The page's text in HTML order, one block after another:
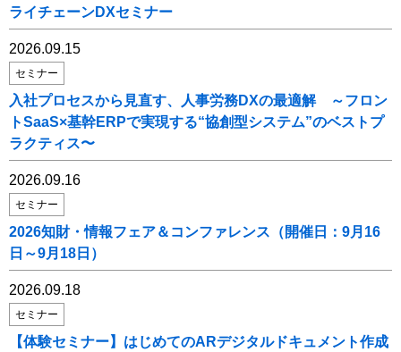
ライチェーンDXセミナー
2026.09.15
セミナー
入社プロセスから見直す、人事労務DXの最適解 ～フロン
トSaaS×基幹ERPで実現する“協創型システム”のベストプ
ラクティス〜
2026.09.16
セミナー
2026知財・情報フェア＆コンファレンス（開催日：9月16
日～9月18日）
2026.09.18
セミナー
【体験セミナー】はじめてのARデジタルドキュメント作成